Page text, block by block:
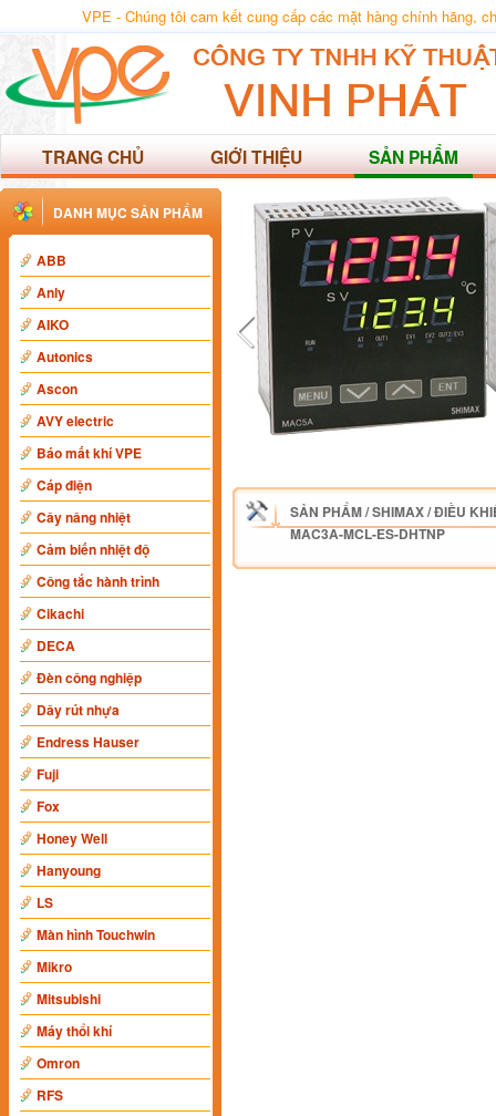
VPE - Chúng tôi cam kết cung cấp các mặt hàng chính hãng,
TRANG CHỦ GIỚI THIỆU SẢN PHẨM
DANH MỤC SẢN PHẨM
ABB
Anly
AIKO
Autonics
Ascon
AVY electric
Báo mất khí VPE
Cáp điện
Cây nâng nhiệt
Cảm biến nhiệt độ
Công tắc hành trình
Cikachi
DECA
Đèn công nghiệp
Dây rút nhựa
Endress Hauser
Fuji
Fox
Honey Well
Hanyoung
LS
Màn hình Touchwin
Mikro
Mitsubishi
Máy thổi khí
Omron
RFS
SẢN PHẨM/SHIMAX/ĐIỀU
MAC3A-MCL-ES-DHTNP